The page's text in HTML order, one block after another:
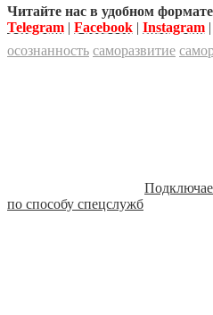
Читайте нас в удобном формате
Telegram | Facebook | Instagram |
осознанность саморазвитие
по способу спецслужб